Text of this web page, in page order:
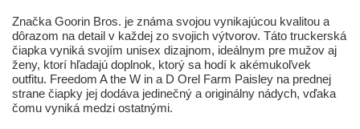
Značka Goorin Bros. je známa svojou vynikajúcou kvalitou a
dôrazom na detail v každej zo svojich výtvorov. Táto truckerská
čiapka vyniká svojím unisex dizajnom, ideálnym pre mužov aj
ženy, ktorí hľadajú doplnok, ktorý sa hodí k akémukoľvek
outfitu. Freedom A the W in a D Orel Farm Paisley na prednej
strane čiapky jej dodáva jedinečný a originálny nádych, vďaka
čomu vyniká medzi ostatnými.